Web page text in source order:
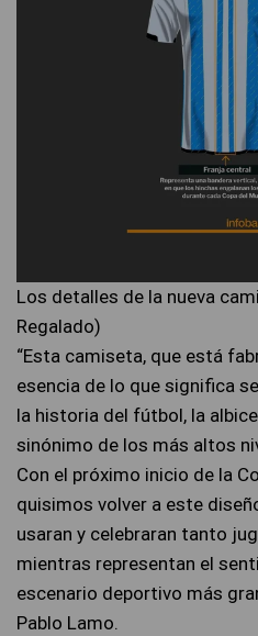
Los detalles de la nueva
Regalado)
“Esta camiseta, que está
esencia de lo que significa
la historia del fútbol, la
sinónimo de los más altos
Con el próximo inicio de la
quisimos volver a este
usaran y celebraran tanto
mientras representan el
escenario deportivo más
Pablo Lamo.